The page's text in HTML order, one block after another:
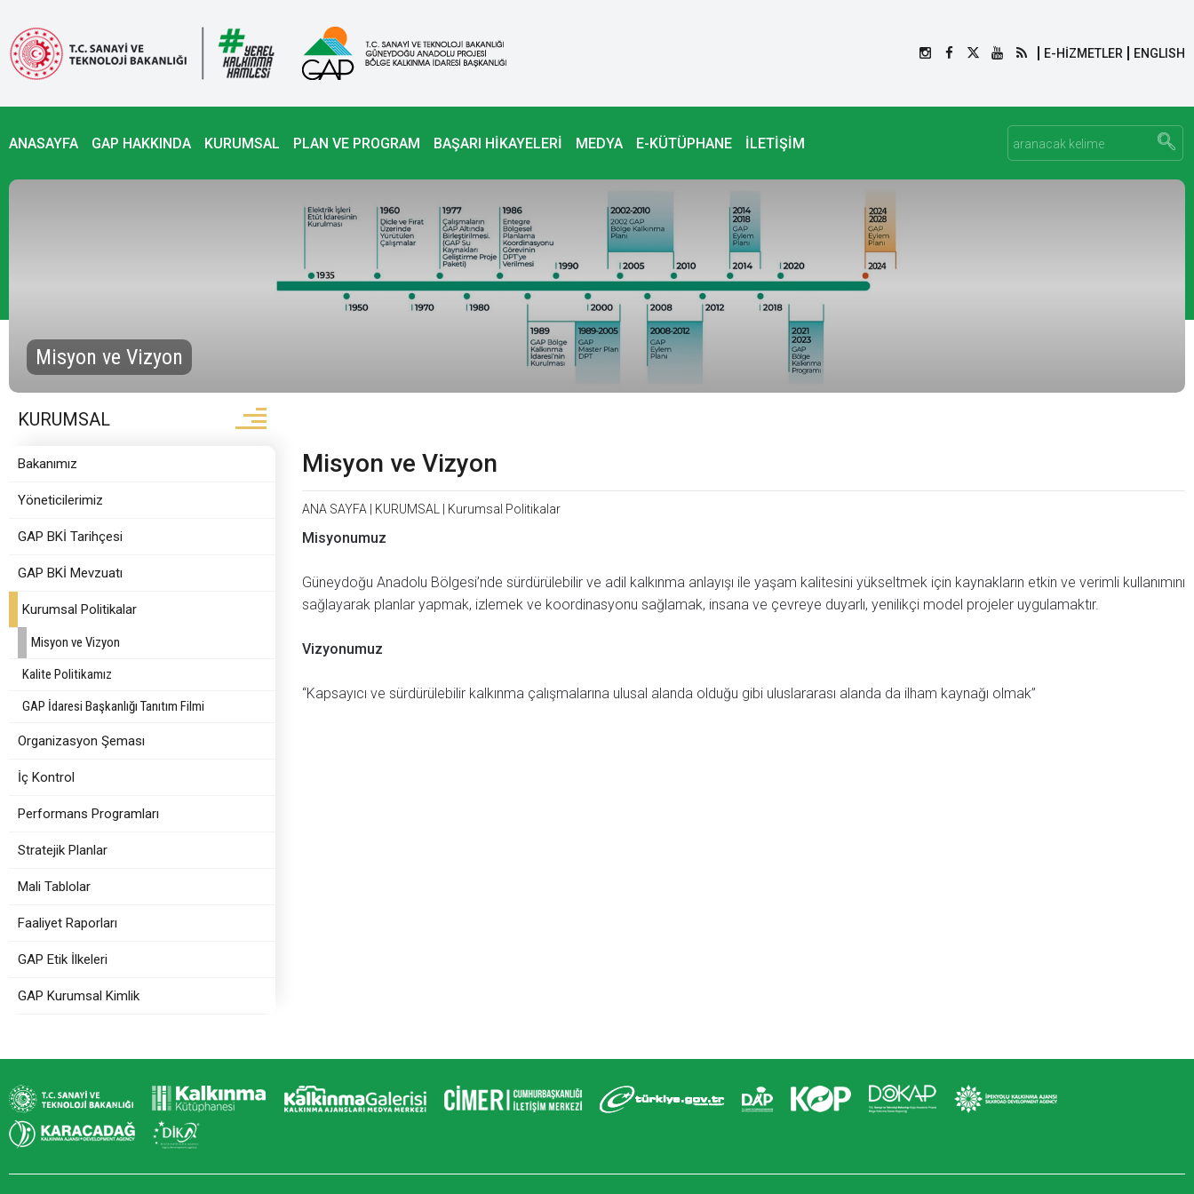
E-HİZMETLER ENGLISH
ANASAYFA GAP HAKKINDA KURUMSAL PLAN VE PROGRAM BAŞARI HİKAYELERİ MEDYA E-KÜTÜPHANE İLETİŞİM
Misyon ve Vizyon
KURUMSAL
Bakanımız
Yöneticilerimiz
GAP BKİ Tarihçesi
GAP BKİ Mevzuatı
Kurumsal Politikalar
Misyon ve Vizyon
Kalite Politikamız
GAP İdaresi Başkanlığı Tanıtım Filmi
Organizasyon Şeması
İç Kontrol
Performans Programları
Stratejik Planlar
Mali Tablolar
Faaliyet Raporları
GAP Etik İlkeleri
GAP Kurumsal Kimlik
Misyon ve Vizyon
ANA SAYFA KURUMSAL Kurumsal Politikalar
Misyonumuz
Güneydoğu Anadolu Bölgesi’nde sürdürülebilir ve adil kalkınma anlayışı ile yaşam kalitesini yükseltmek için kaynakların etkin ve verimli kullanımını
sağlayarak planlar yapmak, izlemek ve koordinasyonu sağlamak, insana ve çevreye duyarlı, yenilikçi model projeler uygulamaktır.
Vizyonumuz
“Kapsayıcı ve sürdürülebilir kalkınma çalışmalarına ulusal alanda olduğu gibi uluslararası alanda da ilham kaynağı olmak”